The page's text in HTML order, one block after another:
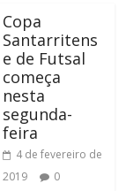
Copa
Santarritens
e de Futsal
começa
nesta
segunda-
feira
4 de fevereiro de
2019
0